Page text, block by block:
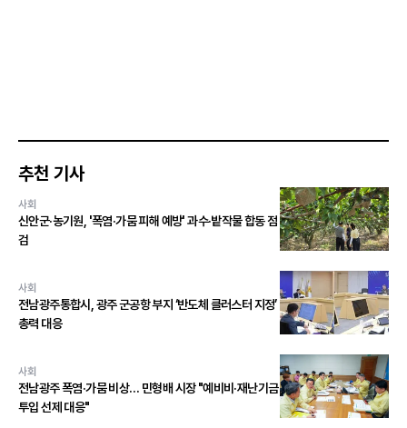
추천 기사
사회
신안군·농기원, '폭염·가뭄 피해 예방' 과수·밭작물 합동 점
검
사회
전남광주통합시, 광주 군공항 부지 ‘반도체 클러스터 지정’
총력 대응
사회
전남광주 폭염·가뭄 비상… 민형배 시장 "예비비·재난기금
투입 선제 대응"